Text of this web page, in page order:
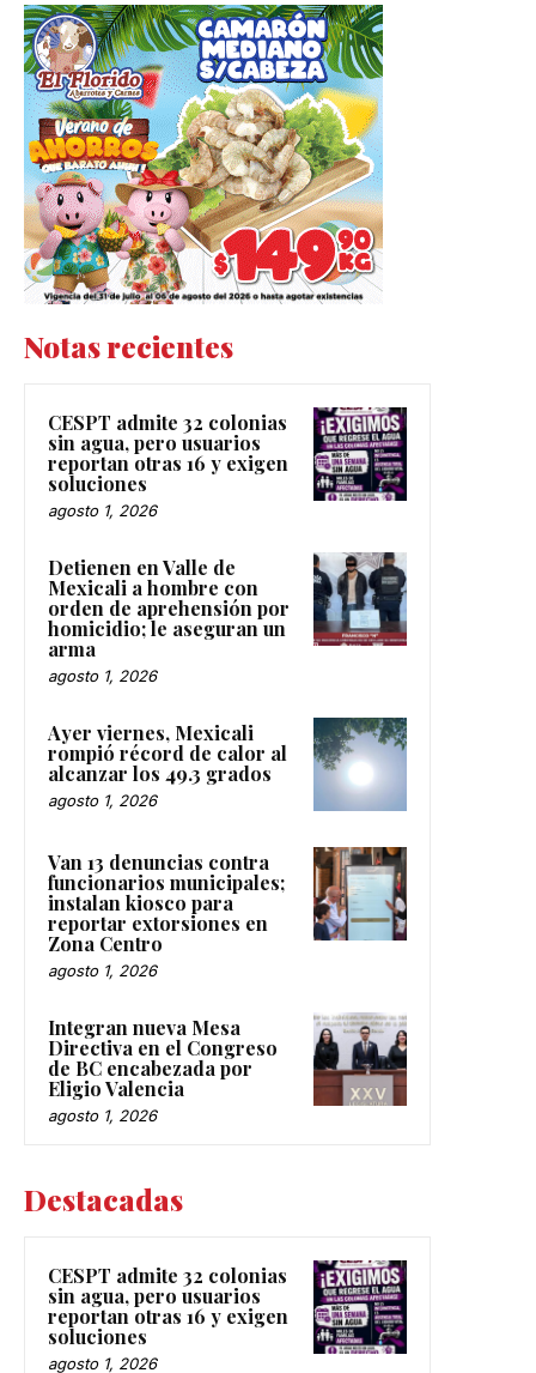
Notas recientes
CESPT admite 32 colonias
sin agua, pero usuarios
reportan otras 16 y exigen
soluciones
agosto 1, 2026
Detienen en Valle de
Mexicali a hombre con
orden de aprehensión por
homicidio; le aseguran un
arma
agosto 1, 2026
Ayer viernes, Mexicali
rompió récord de calor al
alcanzar los 49.3 grados
agosto 1, 2026
Van 13 denuncias contra
funcionarios municipales;
instalan kiosco para
reportar extorsiones en
Zona Centro
agosto 1, 2026
Integran nueva Mesa
Directiva en el Congreso
de BC encabezada por
Eligio Valencia
agosto 1, 2026
Destacadas
CESPT admite 32 colonias
sin agua, pero usuarios
reportan otras 16 y exigen
soluciones
agosto 1, 2026